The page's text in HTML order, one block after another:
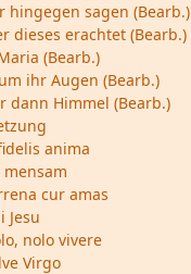
hingegen sagen (Bearb.)
dieses erachtet (Bearb.)
(Bearb.)
ihr Augen (Bearb.)
dann Himmel (Bearb.)
anima
cur amas
Jesu
nolo vivere
Virgo